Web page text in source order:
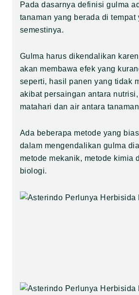
Pada dasarnya definisi gulma
tanaman yang berada di tempat
semestinya.
Gulma harus dikendalikan
akan membawa efek yang
seperti, hasil panen yang tidak
akibat persaingan antara
matahari dan air antara
Ada beberapa metode yang
dalam mengendalikan gulma
metode mekanik, metode kimia
biologi.